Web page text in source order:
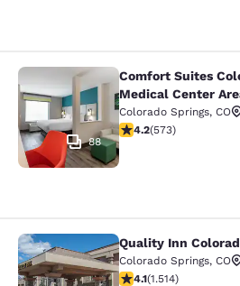
Comfort Suites
88
Comfort Suites
Medical Center
Colorado Springs, CO
Valutazione di 4.23
4.2(573)
Quality Inn Colorado
Quality Inn
Colorado Springs, CO
Valutazione di 4.13
4.1(1.514)